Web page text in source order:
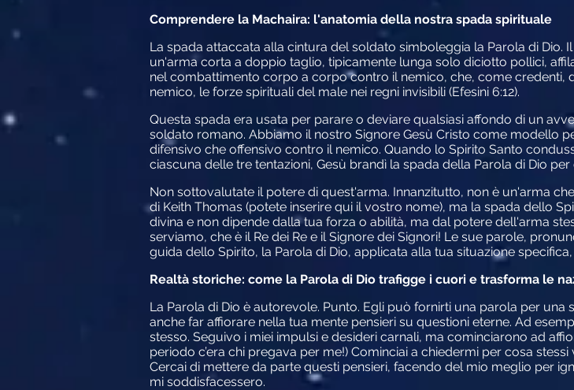
Comprendere la Machaira: l'anatomia della nostra spada spirituale
La spada attaccata alla cintura del soldato simboleggia la Parola di Dio.
un'arma corta a doppio taglio, tipicamente lunga solo diciotto pollici,
nel combattimento corpo a corpo contro il nemico, che, come
nemico, le forze spirituali del male nei regni invisibili (Efesini 6:12).
Questa spada era usata per parare o deviare qualsiasi affondo di un
soldato romano. Abbiamo il nostro Signore Gesù Cristo come modello
difensivo che offensivo contro il nemico. Quando lo Spirito Santo
ciascuna delle tre tentazioni, Gesù brandì la spada della Parola di Dio
Non sottovalutate il potere di quest'arma. Innanzitutto, non è un'arma
di Keith Thomas (potete inserire qui il vostro nome), ma la spada dello
divina e non dipende dalla tua forza o abilità, ma dal potere dell'arma
serviamo, che è il Re dei Re e il Signore dei Signori! Le sue parole,
guida dello Spirito, la Parola di Dio, applicata alla tua situazione
Realtà storiche: come la Parola di Dio trafigge i cuori e trasforma le
La Parola di Dio è autorevole. Punto. Egli può fornirti una parola per
anche far affiorare nella tua mente pensieri su questioni eterne. Ad
stesso. Seguivo i miei impulsi e desideri carnali, ma cominciarono ad
periodo c’era chi pregava per me!) Cominciai a chiedermi per cosa
Cercai di mettere da parte questi pensieri, facendo del mio meglio per
mi soddisfacessero.